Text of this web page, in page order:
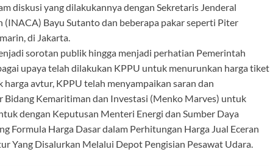
diskusi yang dilakukannya dengan Sekretaris Jenderal
Bayu Sutanto dan beberapa pakar seperti Piter
di Jakarta.
sorotan publik hingga menjadi perhatian Pemerintah
upaya telah dilakukan KPPU untuk menurunkan harga tiket
avtur, KPPU telah menyampaikan saran dan
Kemaritiman dan Investasi (Menko Marves) untuk
dengan Keputusan Menteri Energi dan Sumber Daya
Harga Dasar dalam Perhitungan Harga Jual Eceran
Yang Disalurkan Melalui Depot Pengisian Pesawat Udara.